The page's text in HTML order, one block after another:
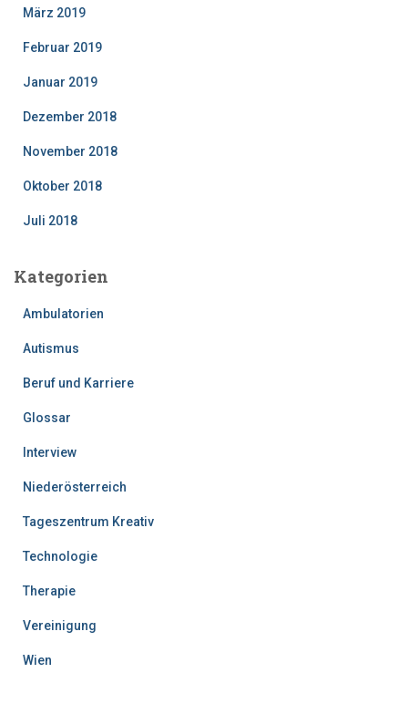
März 2019
Februar 2019
Januar 2019
Dezember 2018
November 2018
Oktober 2018
Juli 2018
Kategorien
Ambulatorien
Autismus
Beruf und Karriere
Glossar
Interview
Niederösterreich
Tageszentrum Kreativ
Technologie
Therapie
Vereinigung
Wien